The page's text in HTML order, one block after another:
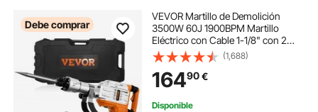
Debe comprar
VEVOR Martillo de Demolición
3500W 60J 1900BPM Martillo
Eléctrico con Cable 1-1/8" con 2
Cinceles Reemplazables Mango
Giratorio 360° Rompe Hormigón
Antivibración para Cincelar
Construcción Fontanería
(1,688)
16490€
Disponible